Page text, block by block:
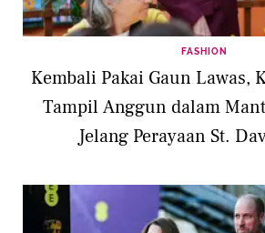
FASHION
Kembali Pakai Gaun Lawas,
Tampil Anggun dalam
Jelang Perayaan St.